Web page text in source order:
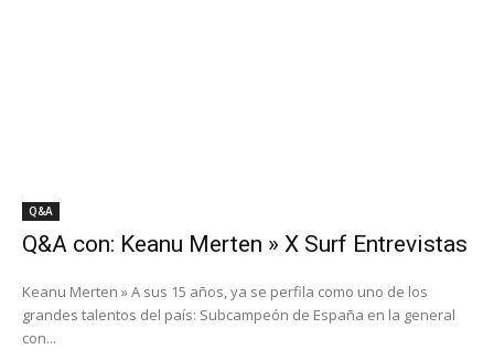
Q&A
Q&A con: Keanu Merten » X Surf Entrevistas
Keanu Merten » A sus 15 años, ya se perfila como uno de los
grandes talentos del país: Subcampeón de España en la general
con...